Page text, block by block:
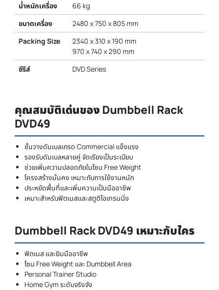
น้ำหนักเครื่อง
66 kg
ขนาดเครื่อง
2480 x 750 x 805 mm
Packing Size
2340 x 310 x 190 mm
970 x 740 x 290 mm
ซีรีส์
DVD Series
คุณสมบัติเด่นของ Dumbbell Rack
DVD49
ชั้นวางดัมเบลเกรด Commercial แข็งแรง
รองรับดัมเบลหลายคู่ จัดเรียงเป็นระเบียบ
ช่วยเพิ่มความปลอดภัยในโซน Free Weight
โครงสร้างมั่นคง เหมาะกับการใช้งานหนัก
ประหยัดพื้นที่และเพิ่มความเป็นมืออาชีพ
เหมาะสำหรับฟิตเนสและสตูดิโอเทรนนิ่ง
Dumbbell Rack DVD49 เหมาะกับใคร
ฟิตเนส และยิมมืออาชีพ
โซน Free Weight และ Dumbbell Area
Personal Trainer Studio
Home Gym ระดับจริงจัง